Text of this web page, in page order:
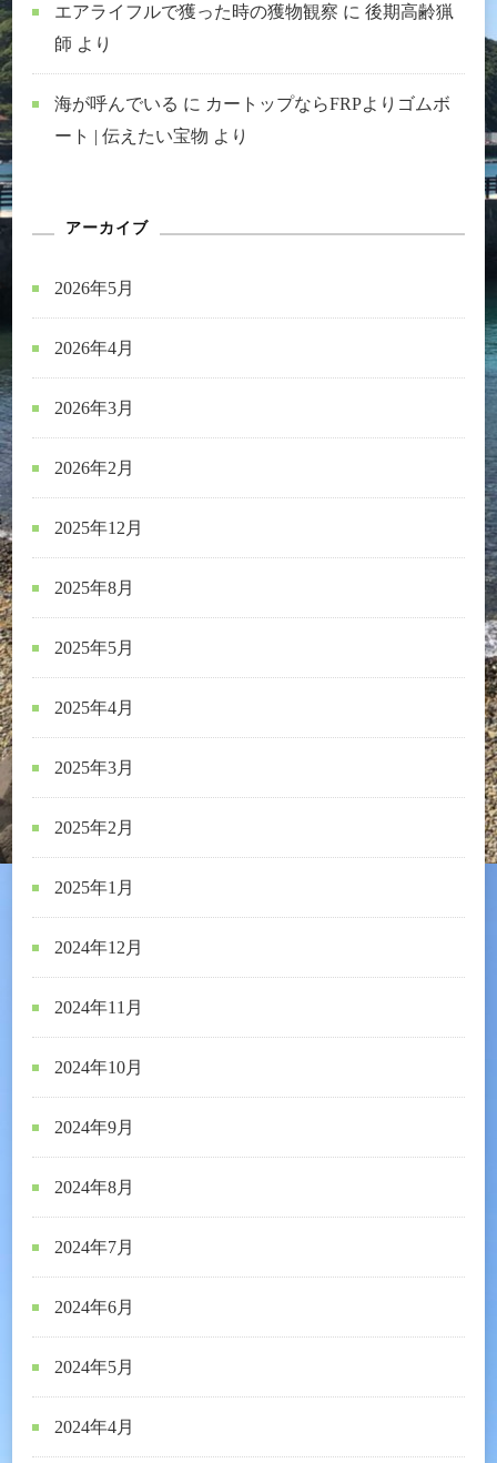
エアライフルで獲った時の獲物観察 に 後期高齢猟
師 より
海が呼んでいる に カートップならFRPよりゴムボ
ート | 伝えたい宝物 より
アーカイブ
2026年5月
2026年4月
2026年3月
2026年2月
2025年12月
2025年8月
2025年5月
2025年4月
2025年3月
2025年2月
2025年1月
2024年12月
2024年11月
2024年10月
2024年9月
2024年8月
2024年7月
2024年6月
2024年5月
2024年4月